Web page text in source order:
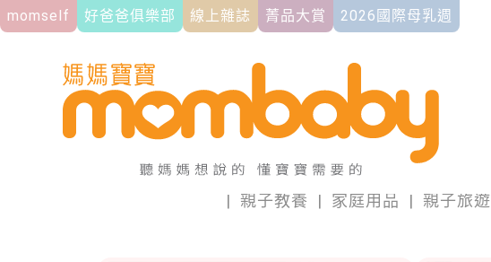
momself 好爸爸俱樂部 線上雜誌 菁品大賞 2026國際母乳週
| 親子教養 | 家庭用品 | 親子旅遊